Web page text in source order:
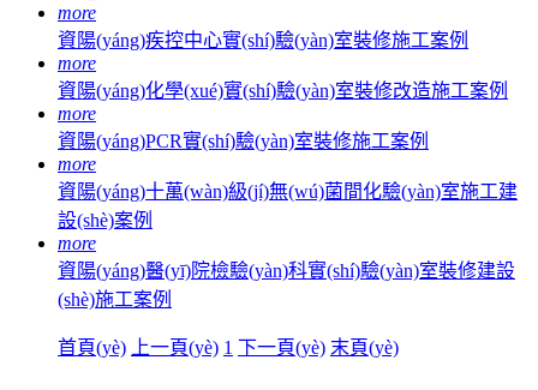
more
資陽(yáng)疾控中心實(shí)驗(yàn)室裝修施工案例
more
資陽(yáng)化學(xué)實(shí)驗(yàn)室裝修改造施工案例
more
資陽(yáng)PCR實(shí)驗(yàn)室裝修施工案例
more
資陽(yáng)十萬(wàn)級(jí)無(wú)菌間化驗(yàn)室施工建
設(shè)案例
more
資陽(yáng)醫(yī)院檢驗(yàn)科實(shí)驗(yàn)室裝修建設
(shè)施工案例
首頁(yè) 上一頁(yè) 1 下一頁(yè) 末頁(yè)